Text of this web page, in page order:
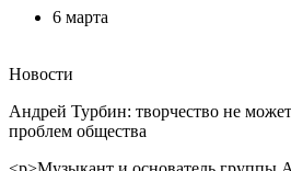
6 марта
Новости
Андрей Турбин: творчество не
проблем общества